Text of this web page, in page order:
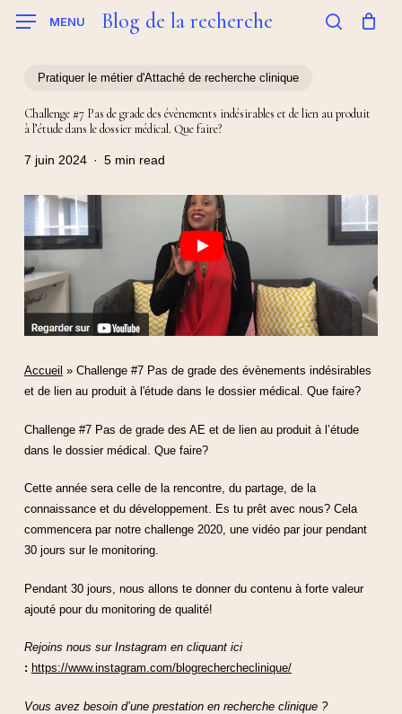
MENU Blog de la recherche
Pratiquer le métier d'Attaché de recherche clinique
Challenge #7 Pas de grade des évènements indésirables et de lien au produit
à l’étude dans le dossier médical. Que faire?
7 juin 2024 5 min read
Accueil » Challenge #7 Pas de grade des évènements indésirables
et de lien au produit à l'étude dans le dossier médical. Que faire?
Challenge #7 Pas de grade des AE et de lien au produit à l’étude
dans le dossier médical. Que faire?
Cette année sera celle de la rencontre, du partage, de la
connaissance et du développement. Es tu prêt avec nous? Cela
commencera par notre challenge 2020, une vidéo par jour pendant
30 jours sur le monitoring.
Pendant 30 jours, nous allons te donner du contenu à forte valeur
ajouté pour du monitoring de qualité!
Rejoins nous sur Instagram en cliquant ici
: https://www.instagram.com/blogrechercheclinique/
Vous avez besoin d’une prestation en recherche clinique ?